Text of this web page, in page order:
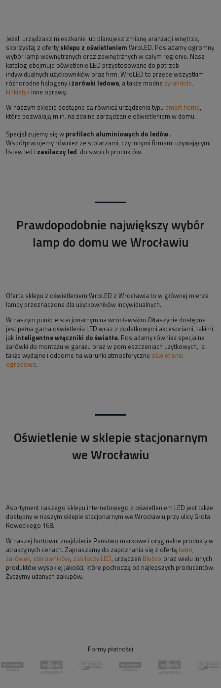
Jeżeli urządzasz mieszkanie lub planujesz zmianę aranżacji wnętrza,
skorzystaj z oferty sklepu z oświetleniem WroLED. Posiadamy ogromny
wybór lamp wewnętrznych oraz zewnętrznych w całym regionie. Nasz
katalog obejmuje oświetlenie LED przystosowane do potrzeb
indywidualnych użytkowników oraz firm. WroLED to przede wszystkim
różnorodne halogeny i żarówki ledowe, a także modne żyrandole,
kinkiety i inne oprawy.
W naszym sklepie dostępne są również urządzenia typu smart home,
które pozwalają m.in. na zdalne zarządzanie oświetleniem w domu.
Specjalizujemy się w profilach aluminiowych do ledów .
Współpracujemy również ze stolarzami, czy innymi firmami używającymi
listew led i zasilaczy led do swoich produktów.
Prawdopodobnie największy wybór
lamp do domu we Wrocławiu
Oferta sklepu z oświetleniem WroLED z Wrocławia to w głównej mierze
lampy przeznaczone dla użytkowników indywidualnych.
W naszym punkcie stacjonarnym na wrocławskim Ołtaszynie dostępna
jest pełna gama oświetlenia LED wraz z dodatkowymi akcesoriami, takimi
jak inteligentne włączniki do światła. Posiadamy również specjalne
żarówki do montażu w garażu oraz w pomieszczeniach użytkowych, a
także wydajne i odporne na warunki atmosferyczne oświetlenie
ogrodowe.
Oświetlenie w sklepie stacjonarnym
we Wrocławiu
Asortyment naszego sklepu internetowego z oświetleniem LED jest także
dostępny w naszym sklepie stacjonarnym we Wrocławiu przy ulicy Grota
Roweckiego 168.
W naszej hurtowni znajdziecie Państwo markowe i oryginalne produkty w
atrakcyjnych cenach. Zapraszamy do zapoznania się z ofertą taśm,
żarówek, sterowników, zasilaczy LED, urządzeń Blebox oraz wielu innych
produktów wysokiej jakości, które pochodzą od najlepszych producentów.
Życzymy udanych zakupów.
Formy płatności